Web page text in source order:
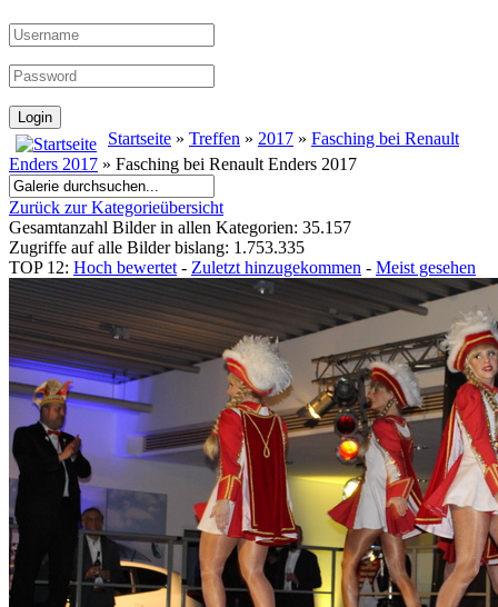
Startseite » Treffen » 2017 » Fasching bei Renault
Enders 2017 » Fasching bei Renault Enders 2017
Zurück zur Kategorieübersicht
Gesamtanzahl Bilder in allen Kategorien: 35.157
Zugriffe auf alle Bilder bislang: 1.753.335
TOP 12: Hoch bewertet - Zuletzt hinzugekommen - Meist gesehen